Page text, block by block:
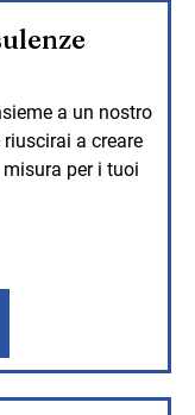
a un nostro
a creare
per i tuoi